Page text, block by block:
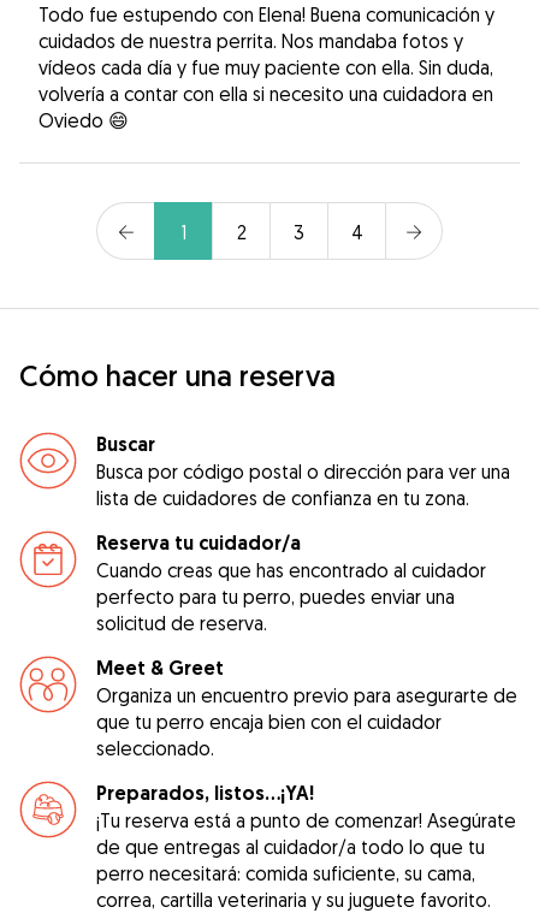
Todo fue estupendo con Elena! Buena comunicación y
cuidados de nuestra perrita. Nos mandaba fotos y
vídeos cada día y fue muy paciente con ella. Sin duda,
volvería a contar con ella si necesito una cuidadora en
Oviedo 😄
1 2 3 4
Cómo hacer una reserva
Buscar
Busca por código postal o dirección para ver una
lista de cuidadores de confianza en tu zona.
Reserva tu cuidador/a
Cuando creas que has encontrado al cuidador
perfecto para tu perro, puedes enviar una
solicitud de reserva.
Meet & Greet
Organiza un encuentro previo para asegurarte de
que tu perro encaja bien con el cuidador
seleccionado.
Preparados, listos...¡YA!
¡Tu reserva está a punto de comenzar! Asegúrate
de que entregas al cuidador/a todo lo que tu
perro necesitará: comida suficiente, su cama,
correa, cartilla veterinaria y su juguete favorito.